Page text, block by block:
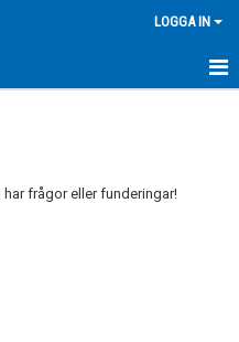
LOGGA IN
frågor eller funderingar!